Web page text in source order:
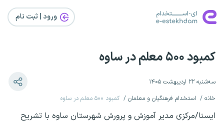
ورود | ثبت‌ نام
کمبود ۵۰۰ معلم در ساوه
سه‌شنبه ۲۲ اردیبهشت ۱۴۰۵
خانه
استخدام فرهنگیان و معلمان کمبود ۵۰۰ معلم در ساوه
ایسنا/مرکزی مدیر آموزش و پرورش شهرستان ساوه با تشریح